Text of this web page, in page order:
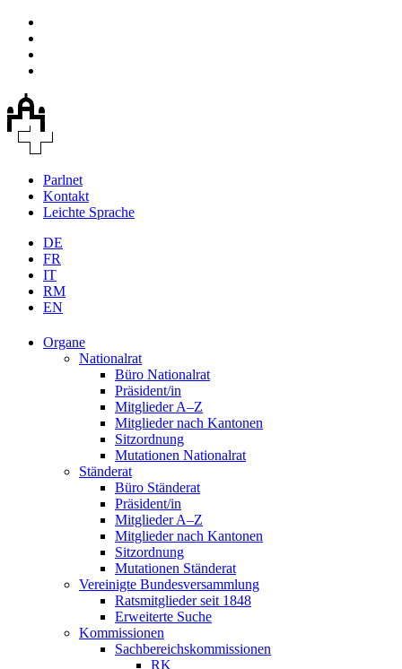
Parlnet
Kontakt
Leichte Sprache
DE
FR
IT
RM
EN
Organe
Nationalrat
Büro Nationalrat
Präsident/in
Mitglieder A–Z
Mitglieder nach Kantonen
Sitzordnung
Mutationen Nationalrat
Ständerat
Büro Ständerat
Präsident/in
Mitglieder A–Z
Mitglieder nach Kantonen
Sitzordnung
Mutationen Ständerat
Vereinigte Bundesversammlung
Ratsmitglieder seit 1848
Erweiterte Suche
Kommissionen
Sachbereichskommissionen
RK